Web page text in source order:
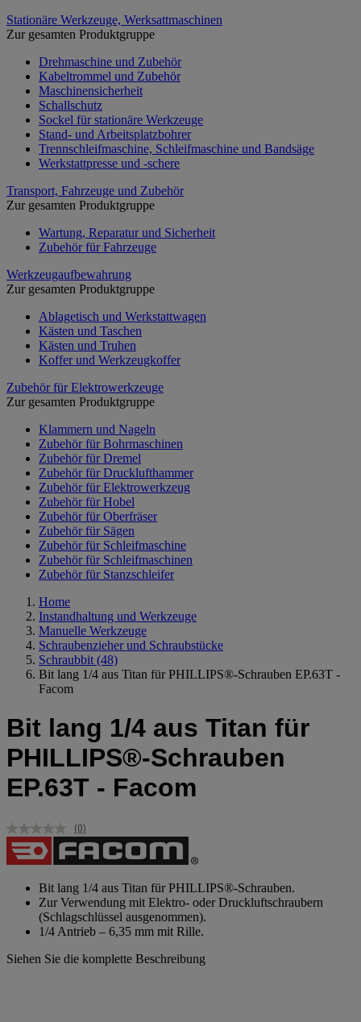
Stationäre Werkzeuge, Werksattmaschinen
Zur gesamten Produktgruppe
Drehmaschine und Zubehör
Kabeltrommel und Zubehör
Maschinensicherheit
Schallschutz
Sockel für stationäre Werkzeuge
Stand- und Arbeitsplatzbohrer
Trennschleifmaschine, Schleifmaschine und Bandsäge
Werkstattpresse und -schere
Transport, Fahrzeuge und Zubehör
Zur gesamten Produktgruppe
Wartung, Reparatur und Sicherheit
Zubehör für Fahrzeuge
Werkzeugaufbewahrung
Zur gesamten Produktgruppe
Ablagetisch und Werkstattwagen
Kästen und Taschen
Kästen und Truhen
Koffer und Werkzeugkoffer
Zubehör für Elektrowerkzeuge
Zur gesamten Produktgruppe
Klammern und Nageln
Zubehör für Bohrmaschinen
Zubehör für Dremel
Zubehör für Drucklufthammer
Zubehör für Elektrowerkzeug
Zubehör für Hobel
Zubehör für Oberfräser
Zubehör für Sägen
Zubehör für Schleifmaschine
Zubehör für Schleifmaschinen
Zubehör für Stanzschleifer
Home
Instandhaltung und Werkzeuge
Manuelle Werkzeuge
Schraubenzieher und Schraubstücke
Schraubbit (48)
Bit lang 1/4 aus Titan für PHILLIPS®-Schrauben EP.63T -
Facom
Bit lang 1/4 aus Titan für
PHILLIPS®-Schrauben
EP.63T - Facom
Kein
Beurteilungswert.
Link
derselben
Seite.
(0)
Bit lang 1/4 aus Titan für PHILLIPS®-Schrauben.
Zur Verwendung mit Elektro- oder Druckluftschraubern
(Schlagschlüssel ausgenommen).
1/4 Antrieb – 6,35 mm mit Rille.
Siehen Sie die komplette Beschreibung